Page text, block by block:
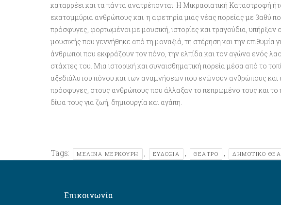
καταρρέει και τα πάντα ανατρέπονται. Η Μικρασιατική Καταστροφή
εκατομμύρια ανθρώπους και η αφετηρία μιας νέας πορείας με βαθύ
πρόσφυγες, φορτωμένοι με μουσική, ιστορίες και τραγούδια, υπήρξαν
μουσικής που γεννήθηκε από τη μοναξιά, τη στέρηση και την επιθυμία
άνθρωποι που εκφράζουν τον πόνο, την ελπίδα και τον αγώνα ενός
στάχτες του. Μια ιστορική και συναισθηματική πορεία μέσα από το
αξεδιάλυτου πόνου και των αναμνήσεων που ενώνουν ανθρώπους και
πρόσφυγες, στους ανθρώπους που άλλαξαν το πεπρωμένο τους και
δίψα τους για ζωή, δημιουργία και αγάπη.
Tags: ΜΕΛΙΝΑ ΜΕΡΚΟΥΡΗ , ΕΥΔΟΞΙΑ , ΘΈΑΤΡΟ , ΔΗΜΟΤΙΚΌ
Επικοινωνία